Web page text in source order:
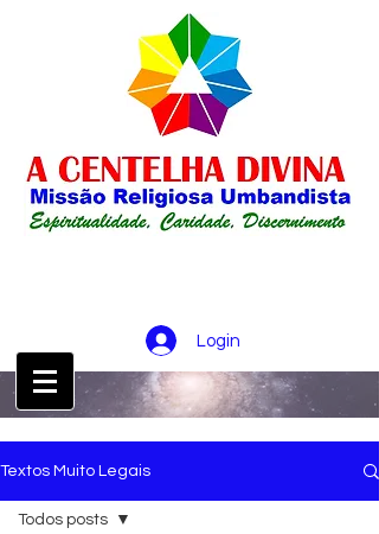
CONTATO :21 98256-0826
Login
Textos Muito Legais
Todos posts